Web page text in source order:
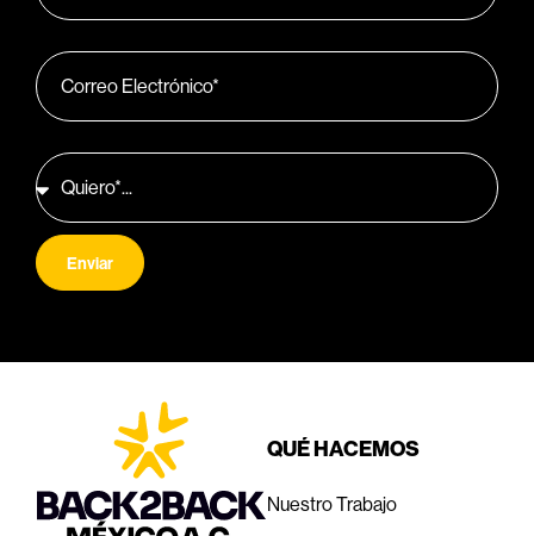
Enviar
QUÉ HACEMOS
Nuestro Trabajo